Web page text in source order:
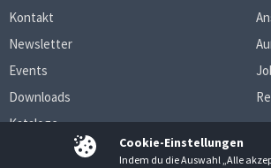
Cookie-Einstellungen
Indem du die Auswahl „Alle
Kontakt
Newsletter
Events
Downloads
Kataloge